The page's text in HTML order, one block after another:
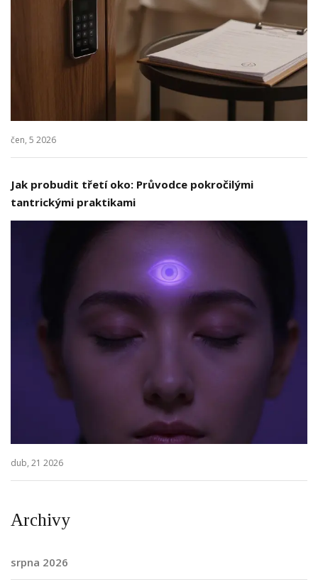
čen, 5 2026
Jak probudit třetí oko: Průvodce pokročilými
tantrickými praktikami
dub, 21 2026
Archivy
srpna 2026